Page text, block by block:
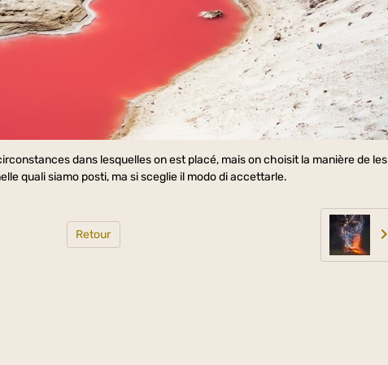
dans lesquelles on est placé, mais on choisit la manière de les
quali siamo posti, ma si sceglie il modo di accettarle.
Retour